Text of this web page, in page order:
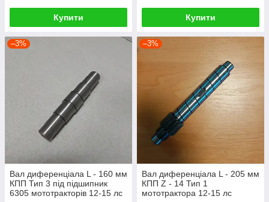
Купити Купити
–3%
Вал диференціала L - 160 мм
КПП Тип 3 під підшипник
6305 мототракторів 12-15 лс
–3%
Вал диференціала L - 205 мм
КПП Z - 14 Тип 1
мототрактора 12-15 лс